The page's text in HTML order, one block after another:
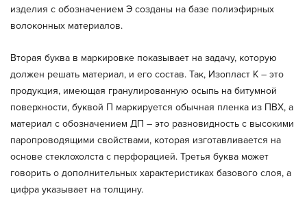
изделия с обозначением Э созданы на базе полиэфирных
волоконных материалов.
Вторая буква в маркировке показывает на задачу, которую
должен решать материал, и его состав. Так, Изопласт К – это
продукция, имеющая гранулированную осыпь на битумной
поверхности, буквой П маркируется обычная пленка из ПВХ, а
материал с обозначением ДП – это разновидность с высокими
паропроводящими свойствами, которая изготавливается на
основе стеклохолста с перфорацией. Третья буква может
говорить о дополнительных характеристиках базового слоя, а
цифра указывает на толщину.